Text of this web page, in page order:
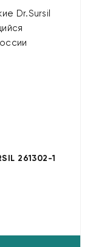
261302-1